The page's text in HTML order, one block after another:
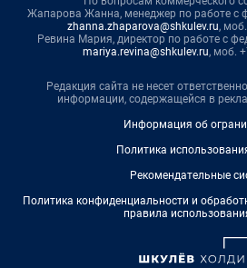
Жапарова Жанна, менеджер по работе с
zhanna.zhaparova@shkulev.ru,
Ревина Мария, директор по работе с
mariya.revina@shkulev.ru, моб.
Редакция сайта не несет
информации, содержащейся в
Информация об
Политика
Рекомендательные
Политика конфиденциальности и
правила